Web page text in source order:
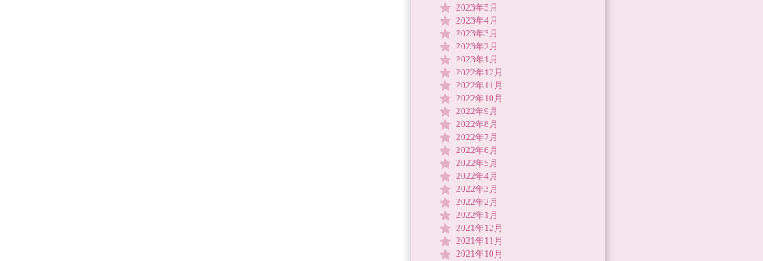
2023年5月
2023年4月
2023年3月
2023年2月
2023年1月
2022年12月
2022年11月
2022年10月
2022年9月
2022年8月
2022年7月
2022年6月
2022年5月
2022年4月
2022年3月
2022年2月
2022年1月
2021年12月
2021年11月
2021年10月